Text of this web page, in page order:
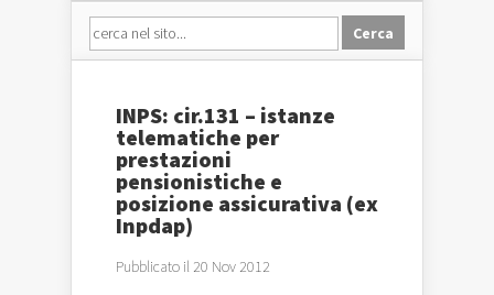
INPS: cir.131 – istanze
telematiche per
prestazioni
pensionistiche e
posizione assicurativa (ex
Inpdap)
Pubblicato il 20 Nov 2012